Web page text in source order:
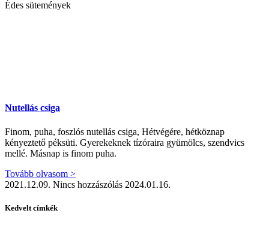
Édes sütemények
Nutellás csiga
Finom, puha, foszlós nutellás csiga, Hétvégére, hétköznap
kényeztető péksüti. Gyerekeknek tízóraira gyümölcs, szendvics
mellé. Másnap is finom puha.
Tovább olvasom >
2021.12.09. Nincs hozzászólás 2024.01.16.
Kedvelt címkék